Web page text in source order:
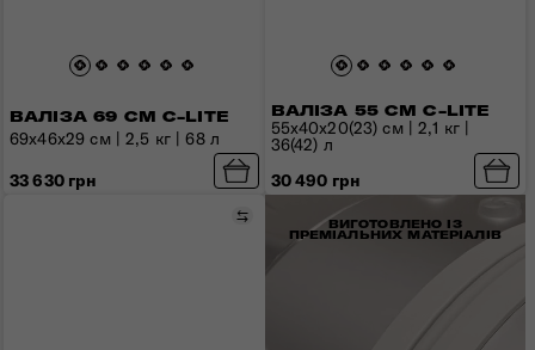
ВАЛІЗА 69 СМ C-LITE
69x46x29 см | 2,5 кг | 68 л
33 630 грн
ВАЛІЗА 55 СМ C-LITE
55x40x20(23) см | 2,1 кг |
36(42) л
30 490 грн
Порівняти
ВИГОТОВЛЕНО ІЗ
ПРЕМІАЛЬНИХ МАТЕРІАЛІВ